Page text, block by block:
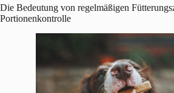
Die Bedeutung von regelmäßigen
Portionenkontrolle